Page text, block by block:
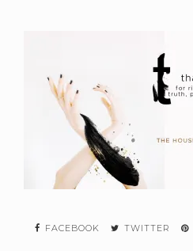
FACEBOOK TWITTER